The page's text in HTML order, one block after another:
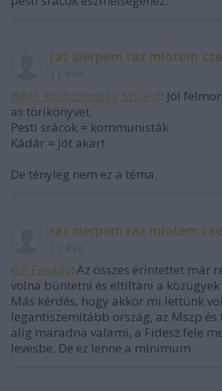
raz sierpem raz mlotem
@Mr. Közbiztonság Szilárd: Jól
as törikönyvet.
Pesti srácok = kommunisták
Kádár = jót akart
De tényleg nem ez a téma.
raz sierpem raz mlotem
@P.Freddy: Az összes érintettet már
volna büntetni és eltiltani a
Más kérdés, hogy akkor mi lettünk
legantiszemitább ország, az Mszp
alig maradna valami, a Fidesz fele
levesbe. De ez lenne a minimum.